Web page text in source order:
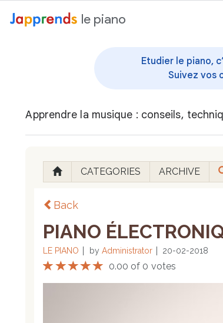
contenu le piano
Etudier le piano,
Suivez vos
Apprendre la musique : conseils,
CATEGORIES ARCHIVE
Back
PIANO
LE PIANO by Administrator 20-02-2018
0.00 of 0 votes